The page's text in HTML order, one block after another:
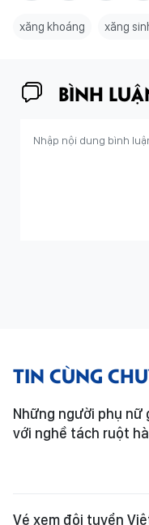
xăng khoáng xăng
BÌNH
TIN CÙNG
Những người phụ nữ
với nghề tách ruột
Vé xem đội tuyển